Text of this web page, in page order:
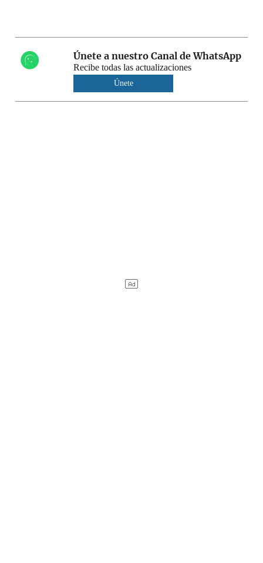
Únete a nuestro Canal de WhatsApp
Recibe todas las actualizaciones
Únete